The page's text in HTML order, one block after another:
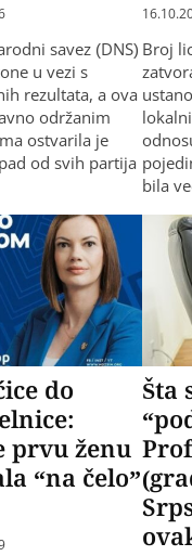
savez (DNS)
u vezi s
rezultata, a ova
održanim
ostvarila je
od svih partija
Broj
bila
do
prvu ženu
“na čelo”
Šta